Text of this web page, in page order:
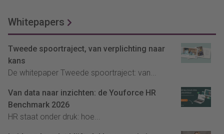
Whitepapers
Tweede spoortraject, van verplichting naar
kans
De whitepaper Tweede spoortraject: van...
Van data naar inzichten: de Youforce HR
Benchmark 2026
HR staat onder druk: hoe...